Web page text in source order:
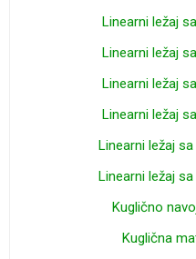
Linearni ležaj
Linearni ležaj
Linearni ležaj
Linearni ležaj
Linearni ležaj
Linearni ležaj
Kuglično
Kuglična